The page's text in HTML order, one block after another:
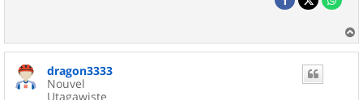
a
dragon3333
Nouvel
Utagawiste